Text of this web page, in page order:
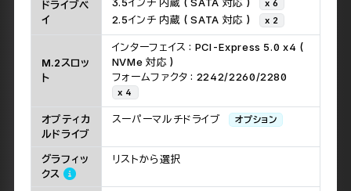
メモリ DDR5-6400MHz ECC RDIMM x 8
3.5インチ 内蔵 ( SATA 対応 ) x 6
2.5インチ 内蔵 ( SATA 対応 ) x 2
インターフェイス : PCI-Express 5.0 x4 (
NVMe 対応 )
フォームファクタ : 2242/2260/2280
x 4
オプティカ
ルドライブ
スーパーマルチドライブ